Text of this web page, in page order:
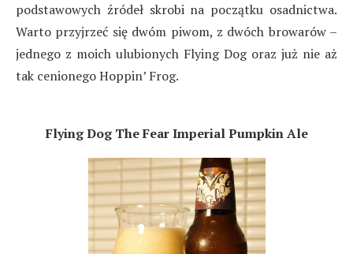
podstawowych źródeł skrobi na początku osadnictwa.
Warto przyjrzeć się dwóm piwom, z dwóch browarów –
jednego z moich ulubionych Flying Dog oraz już nie aż
tak cenionego Hoppin’ Frog.
Flying Dog The Fear Imperial Pumpkin Ale